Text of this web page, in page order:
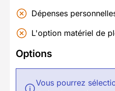
Dépenses
L'option matériel de
Options
Vous pourrez